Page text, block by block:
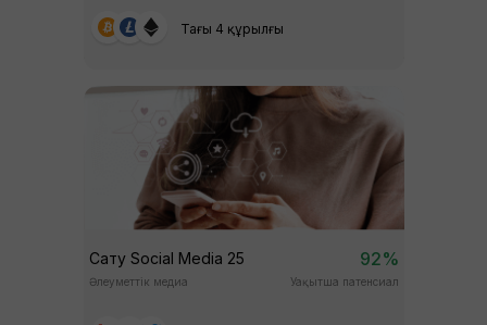
Тағы 4 құрылғы
Сату Social Media 25 92%
Әлеуметтік медиа Уақытша патенсиал